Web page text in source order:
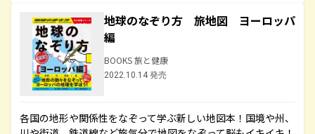
地球のなぞり方 旅地図 ヨーロッパ
編
BOOKS 旅と健康
2022.10.14 発売
各国の地形や関係性をなぞって学ぶ新しい地図本！国境や州、